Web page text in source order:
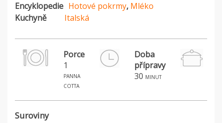
Encyklopedie Hotové pokrmy, Mléko
Kuchyně
Italská
Porce
1
panna
cotta
Doba
přípravy
30 minut
Suroviny